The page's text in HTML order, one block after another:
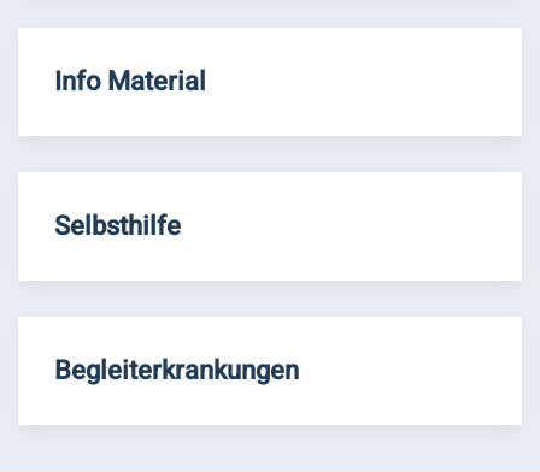
Info Material
Selbsthilfe
Begleiterkrankungen